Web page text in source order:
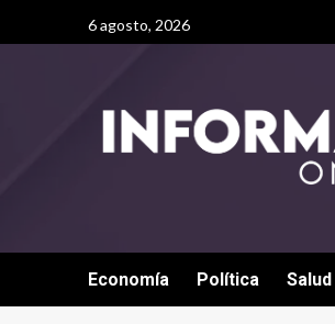
6 agosto, 2026
Economía Política Salud